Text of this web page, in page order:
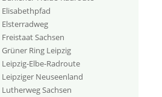
Elisabethpfad
Elsterradweg
Freistaat Sachsen
Grüner Ring Leipzig
Leipzig-Elbe-Radroute
Leipziger Neuseenland
Lutherweg Sachsen